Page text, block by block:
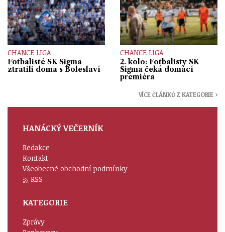
CHANCE LIGA
Fotbalisté SK Sigma
ztratili doma s Boleslaví
CHANCE LIGA
2. kolo: Fotbalisty SK
Sigma čeká domácí
premiéra
VÍCE ČLÁNKŮ Z KATEGORIE ›
HANÁCKÝ VEČERNÍK
Redakce
Kontakt
Všeobecné obchodní podmínky
RSS
KATEGORIE
Zprávy